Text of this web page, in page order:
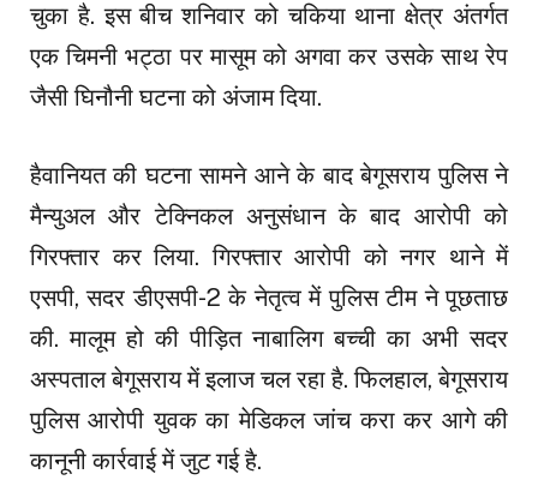
चुका है. इस बीच शनिवार को चकिया थाना क्षेत्र अंतर्गत
एक चिमनी भट्ठा पर मासूम को अगवा कर उसके साथ रेप
जैसी घिनौनी घटना को अंजाम दिया.
हैवानियत की घटना सामने आने के बाद बेगूसराय पुलिस ने
मैन्युअल और टेक्निकल अनुसंधान के बाद आरोपी को
गिरफ्तार कर लिया. गिरफ्तार आरोपी को नगर थाने में
एसपी, सदर डीएसपी-2 के नेतृत्व में पुलिस टीम ने पूछताछ
की. मालूम हो की पीड़ित नाबालिग बच्ची का अभी सदर
अस्पताल बेगूसराय में इलाज चल रहा है. फिलहाल, बेगूसराय
पुलिस आरोपी युवक का मेडिकल जांच करा कर आगे की
कानूनी कार्रवाई में जुट गई है.